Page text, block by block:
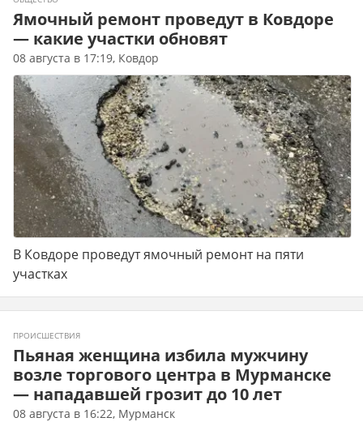
Ямочный ремонт проведут в Ковдоре
— какие участки обновят
08 августа в 17:19, Ковдор
В Ковдоре проведут ямочный ремонт на пяти
участках
ПРОИСШЕСТВИЯ
Пьяная женщина избила мужчину
возле торгового центра в Мурманске
— нападавшей грозит до 10 лет
08 августа в 16:22, Мурманск